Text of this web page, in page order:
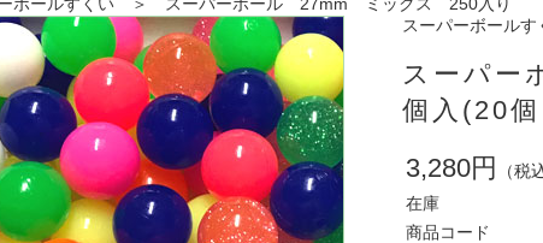
スーパーボールす
スーパー
個入(20
3,280円
（税
在庫
商品コード